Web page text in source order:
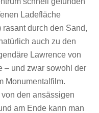
Ladefläche
durch den Sand,
auch zu den
Lawrence von
– und zwar sowohl der
Monumentalfilm.
den ansässigen
am Ende kann man